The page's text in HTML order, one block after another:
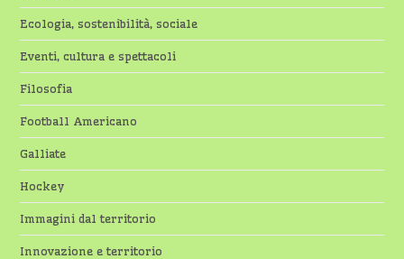
Ecologia, sostenibilità, sociale
Eventi, cultura e spettacoli
Filosofia
Football Americano
Galliate
Hockey
Immagini dal territorio
Innovazione e territorio